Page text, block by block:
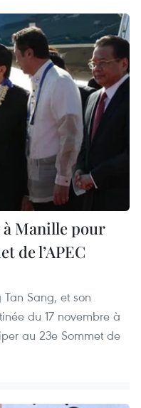
Manille pour
de l’APEC
Sang, et son
du 17 novembre à
au 23e Sommet de